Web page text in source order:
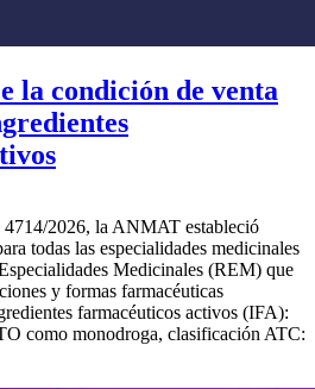
la condición de venta
2026, la ANMAT estableció
todas las especialidades medicinales
Medicinales (REM) que
y formas farmacéuticas
farmacéuticos activos (IFA):
como monodroga, clasificación ATC: